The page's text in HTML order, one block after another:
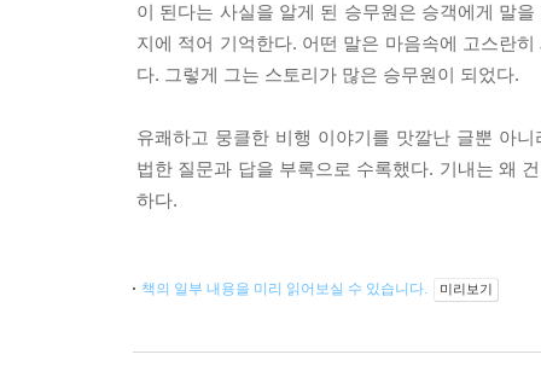
이 된다는 사실을 알게 된 승무원은 승객에게 말
지에 적어 기억한다. 어떤 말은 마음속에 고스란
다. 그렇게 그는 스토리가 많은 승무원이 되었다.
유쾌하고 뭉클한 비행 이야기를 맛깔난 글뿐 아
법한 질문과 답을 부록으로 수록했다. 기내는 왜
하다.
책의 일부 내용을 미리 읽어보실 수 있습니다. 미리보기